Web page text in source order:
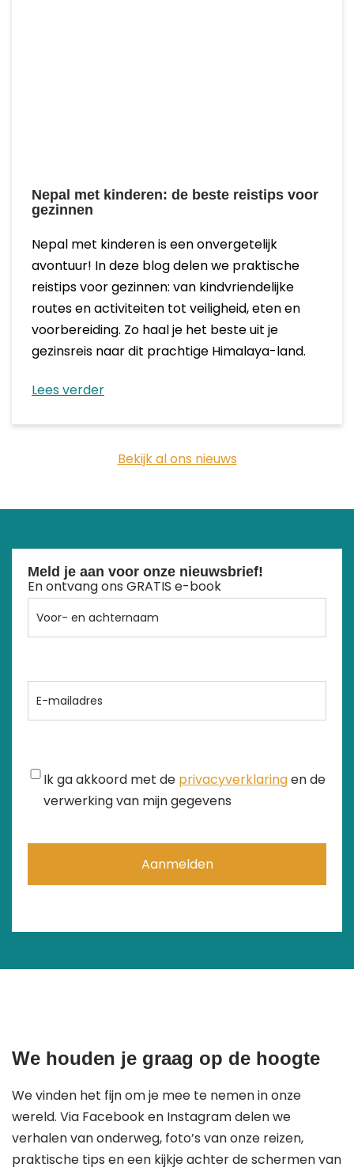
Nepal met kinderen: de beste reistips voor
gezinnen
Nepal met kinderen is een onvergetelijk
avontuur! In deze blog delen we praktische
reistips voor gezinnen: van kindvriendelijke
routes en activiteiten tot veiligheid, eten en
voorbereiding. Zo haal je het beste uit je
gezinsreis naar dit prachtige Himalaya-land.
Lees verder
Bekijk al ons nieuws
Meld je aan voor onze nieuwsbrief!
En ontvang ons GRATIS e-book
Instemming
Ik ga akkoord met de privacyverklaringen de
verwerking van mijn gegevens
We houden je graag op de hoogte
We vinden het fijn om je mee te nemen in onze
wereld. Via Facebook en Instagram delen we
verhalen van onderweg, foto’s van onze reizen,
praktische tips en een kijkje achter de schermen van